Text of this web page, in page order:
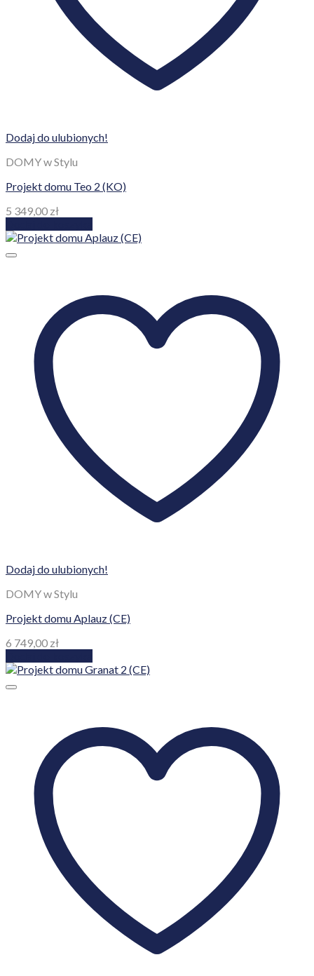
Dodaj do ulubionych!
DOMY w Stylu
Projekt domu Teo 2 (KO)
5 349,00 zł
Dodaj do ulubionych!
DOMY w Stylu
Projekt domu Aplauz (CE)
6 749,00 zł